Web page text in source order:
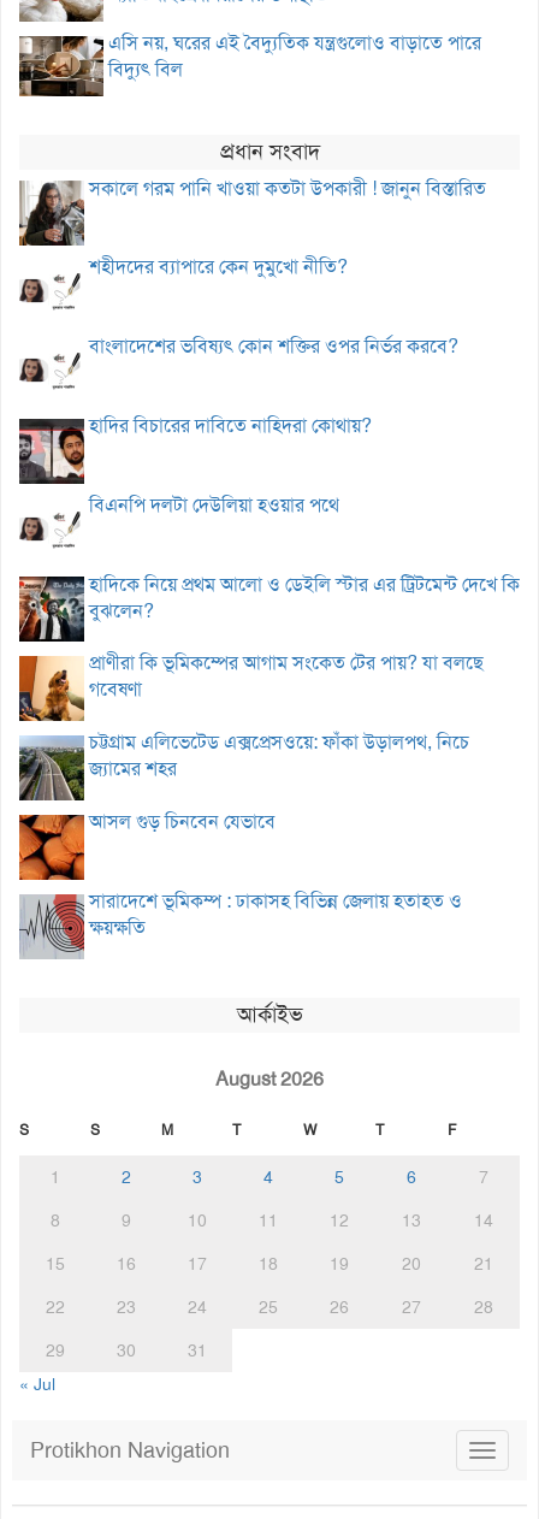
এসি নয়, ঘরের এই বৈদ্যুতিক যন্ত্রগুলোও বাড়াতে পারে
বিদ্যুৎ বিল
প্রধান সংবাদ
সকালে গরম পানি খাওয়া কতটা উপকারী ! জানুন বিস্তারিত
শহীদদের ব্যাপারে কেন দুমুখো নীতি?
বাংলাদেশের ভবিষ্যৎ কোন শক্তির ওপর নির্ভর করবে?
হাদির বিচারের দাবিতে নাহিদরা কোথায়?
বিএনপি দলটা দেউলিয়া হওয়ার পথে
হাদিকে নিয়ে প্রথম আলো ও ডেইলি স্টার এর ট্রিটমেন্ট দেখে কি
বুঝলেন?
প্রাণীরা কি ভূমিকম্পের আগাম সংকেত টের পায়? যা বলছে
গবেষণা
চট্টগ্রাম এলিভেটেড এক্সপ্রেসওয়ে: ফাঁকা উড়ালপথ, নিচে
জ্যামের শহর
আসল গুড় চিনবেন যেভাবে
সারাদেশে ভূমিকম্প : ঢাকাসহ বিভিন্ন জেলায় হতাহত ও
ক্ষয়ক্ষতি
আর্কাইভ
August 2026
S S M T W T F
1 2 3 4 5 6
7
8
9 10 11 12 13
14
15
16 17 18 19 20
21
22
23 24 25 26 27
28
29
30
31
« Jul
Toggle
Protikhon Navigation